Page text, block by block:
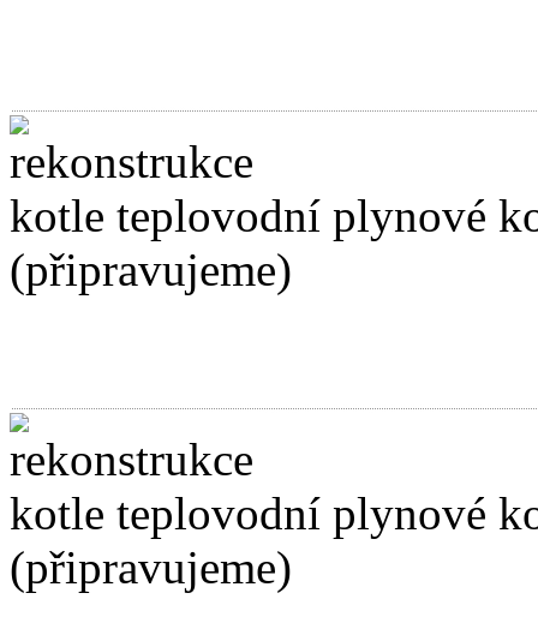
kotle teplovodní plynové
(připravujeme)
kotle teplovodní plynové
(připravujeme)